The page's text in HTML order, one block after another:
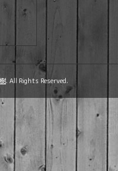
. All Rights Reserved.